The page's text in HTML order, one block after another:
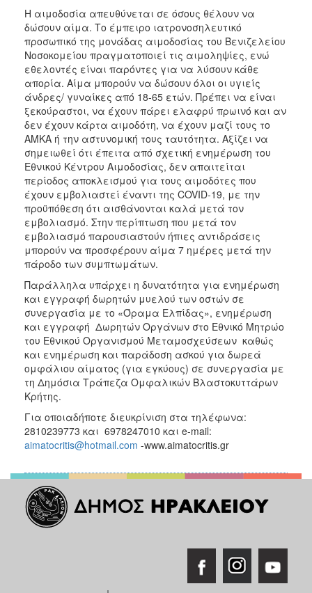
Η αιμοδοσία απευθύνεται σε όσους θέλουν να
δώσουν αίμα. Το έμπειρο ιατρονοσηλευτικό
προσωπικό της μονάδας αιμοδοσίας του Βενιζελείου
Νοσοκομείου πραγματοποιεί τις αιμοληψίες, ενώ
εθελοντές είναι παρόντες για να λύσουν κάθε
απορία. Αίμα μπορούν να δώσουν όλοι οι υγιείς
άνδρες/ γυναίκες από 18-65 ετών. Πρέπει να είναι
ξεκούραστοι, να έχουν πάρει ελαφρύ πρωινό και αν
δεν έχουν κάρτα αιμοδότη, να έχουν μαζί τους το
ΑΜΚΑ ή την αστυνομική τους ταυτότητα. Αξίζει να
σημειωθεί ότι έπειτα από σχετική ενημέρωση του
Εθνικού Κέντρου Αιμοδοσίας, δεν απαιτείται
περίοδος αποκλεισμού για τους αιμοδότες που
έχουν εμβολιαστεί έναντι της COVID-19, με την
προϋπόθεση ότι αισθάνονται καλά μετά τον
εμβολιασμό. Στην περίπτωση που μετά τον
εμβολιασμό παρουσιαστούν ήπιες αντιδράσεις
μπορούν να προσφέρουν αίμα 7 ημέρες μετά την
πάροδο των συμπτωμάτων.
Παράλληλα υπάρχει η δυνατότητα για ενημέρωση
και εγγραφή δωρητών μυελού των οστών σε
συνεργασία με το «Όραμα Ελπίδας», ενημέρωση
και εγγραφή Δωρητών Οργάνων στο Εθνικό Μητρώο
του Εθνικού Οργανισμού Μεταμοσχεύσεων καθώς
και ενημέρωση και παράδοση ασκού για δωρεά
ομφάλιου αίματος (για εγκύους) σε συνεργασία με
τη Δημόσια Τράπεζα Ομφαλικών Βλαστοκυττάρων
Κρήτης.
Για οποιαδήποτε διευκρίνιση στα τηλέφωνα:
2810239773 και 6978247010 και e-mail:
aimatocritis@hotmail.com -www.aimatocritis.gr